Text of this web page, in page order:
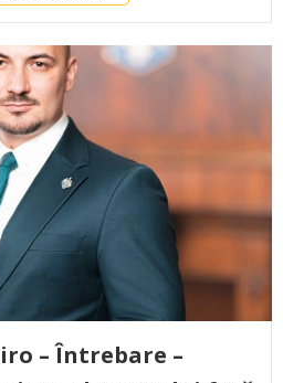
– Întrebare –